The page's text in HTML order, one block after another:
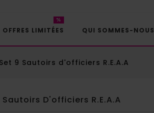
OFFRES LIMITÉES
%
QUI SOMMES-NOUS
Set 9 Sautoirs d'officiers R.E.A.A
Sautoirs D'officiers R.E.A.A